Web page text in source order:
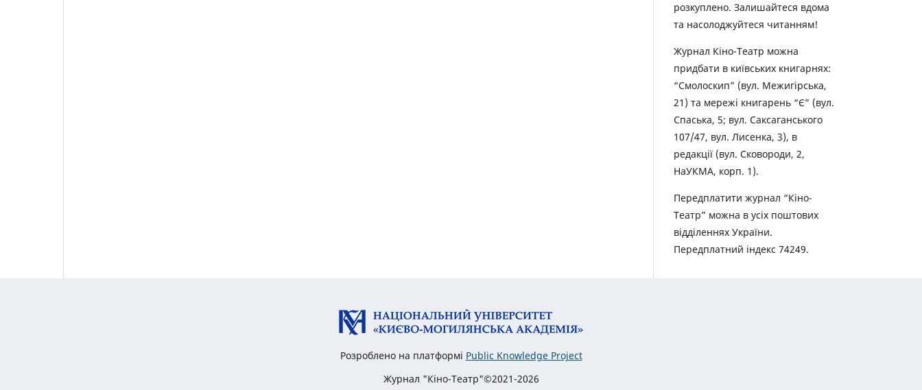
розкуплено. Залишайтеся вдома
та насолоджуйтеся читанням!
Журнал Кіно-Театр можна
придбати в київських книгарнях:
“Смолоскип” (вул. Межигірська,
21) та мережі книгарень “Є” (вул.
Спаська, 5; вул. Саксаганського
107/47, вул. Лисенка, 3), в
редакції (вул. Сковороди, 2,
НаУКМА, корп. 1).
Передплатити журнал “Кіно-
Театр” можна в усіх поштових
відділеннях України.
Передплатний індекс 74249.
Розроблено на платформі Public Knowledge Project
Журнал "Кіно-Театр"©2021-2026